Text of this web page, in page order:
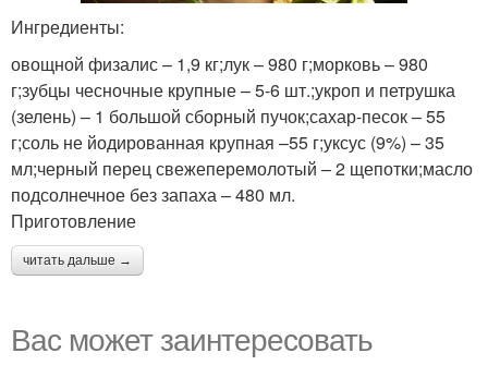
Ингредиенты:
овощной физалис – 1,9 кг;лук – 980 г;морковь – 980
г;зубцы чесночные крупные – 5-6 шт.;укроп и петрушка
(зелень) – 1 большой сборный пучок;сахар-песок – 55
г;соль не йодированная крупная –55 г;уксус (9%) – 35
мл;черный перец свежеперемолотый – 2 щепотки;масло
подсолнечное без запаха – 480 мл.
Приготовление
читать дальше →
Вас может заинтересовать